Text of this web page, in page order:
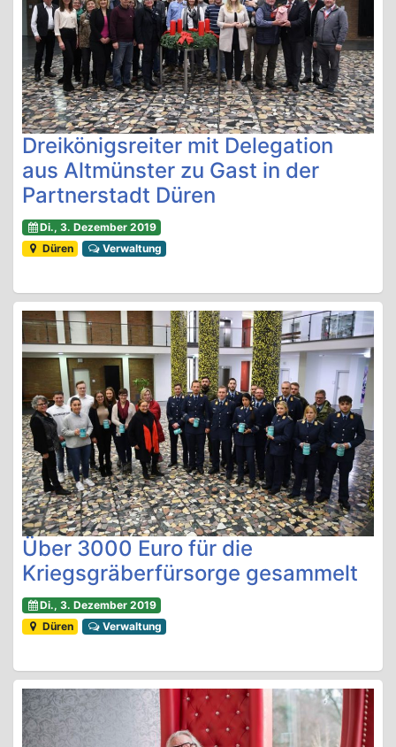
Dreikönigsreiter mit Delegation
aus Altmünster zu Gast in der
Partnerstadt Düren
Di., 3. Dezember 2019
Düren
Verwaltung
Über 3000 Euro für die
Kriegsgräberfürsorge gesammelt
Di., 3. Dezember 2019
Düren
Verwaltung